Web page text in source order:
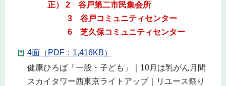
正） 2 谷戸第二市民集会所
3 谷戸コミュニティセンター
6 芝久保コミュニティセンター
4面（PDF：1,416KB）
健康ひろば「一般・子ども」｜10月は乳がん月間
スカイタワー西東京ライトアップ｜リユース祭り